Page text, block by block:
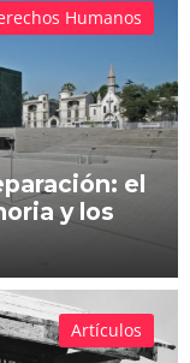
el
y los
Humanos
Artículos